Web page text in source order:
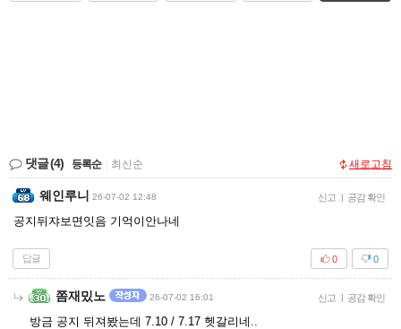
댓글(4) 등록순 최신순 새로고침
웨인루니 26-07-02 12:48 신고 | 공감 확인
공지뒤쟈보면잇음 기억이안나네
답글 0
0
쫌재밌노 26-07-02 16:01 신고 | 공감 확인
방금 공지 뒤져봤는데 7.10 / 7.17 헷갈리네..